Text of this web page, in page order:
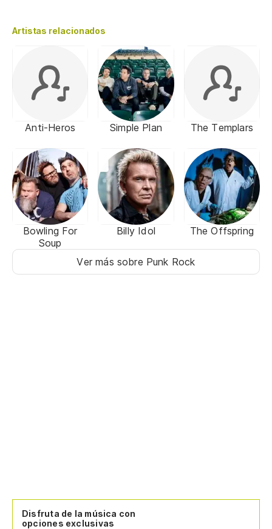
Artistas relacionados
Anti-Heros Simple Plan The Templars
Bowling For
Soup
Billy Idol The Offspring
Ver más sobre Punk Rock
Disfruta de la música con
opciones exclusivas